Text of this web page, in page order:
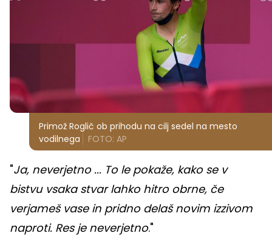
Primož Roglič ob prihodu na cilj sedel na mesto
vodilnega
FOTO: AP
"Ja, neverjetno ... To le pokaže, kako se v
bistvu vsaka stvar lahko hitro obrne, če
verjameš vase in pridno delaš novim izzivom
naproti. Res je neverjetno."